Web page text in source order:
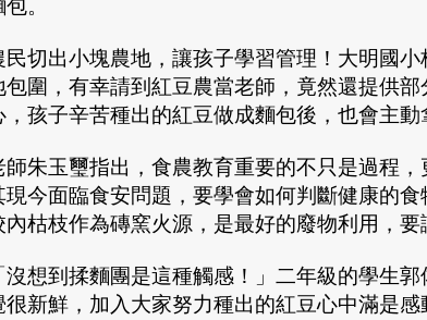
。
民切出小塊農地，讓孩子學習管理！大明國
包圍，有幸請到紅豆農當老師，竟然還提供
，孩子辛苦種出的紅豆做成麵包後，也會主動
師朱玉璽指出，食農教育重要的不只是過程
現今面臨食安問題，要學會如何判斷健康的
內枯枝作為磚窯火源，是最好的廢物利用，要
沒想到揉麵團是這種觸感！」二年級的學生
很新鮮，加入大家努力種出的紅豆心中滿是